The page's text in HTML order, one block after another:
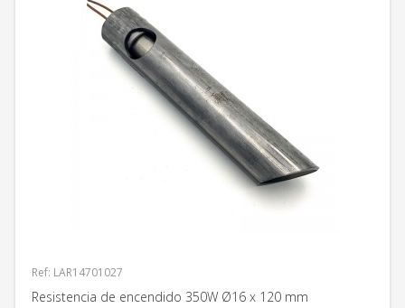
Ref: LAR14701027
Resistencia de encendido 350W Ø16 x 120 mm